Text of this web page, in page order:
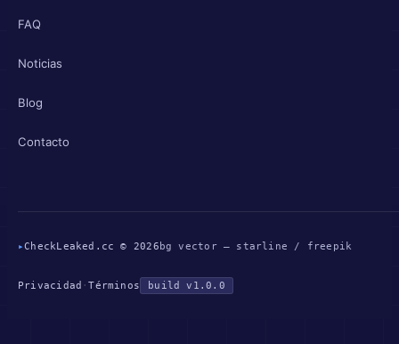
FAQ
Noticias
Blog
Contacto
▸CheckLeaked.cc © 2026 bg vector — starline / freepik
Privacidad ·Términos build v1.0.0